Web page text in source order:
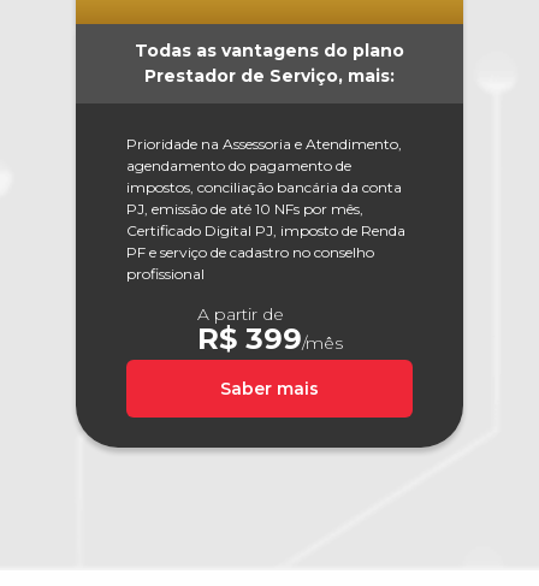
Todas as vantagens do plano
Prestador de Serviço, mais:
Prioridade na Assessoria e Atendimento,
agendamento do pagamento de
impostos, conciliação bancária da conta
PJ, emissão de até 10 NFs por mês,
Certificado Digital PJ, imposto de Renda
PF e serviço de cadastro no conselho
profissional
A partir de
R$ 399/mês
Saber mais